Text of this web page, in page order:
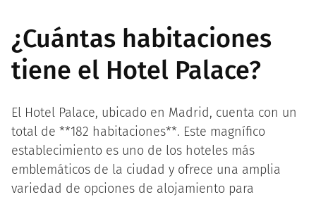
¿Cuántas habitaciones
tiene el Hotel Palace?
El Hotel Palace, ubicado en Madrid, cuenta con un
total de **182 habitaciones**. Este magnífico
establecimiento es uno de los hoteles más
emblemáticos de la ciudad y ofrece una amplia
variedad de opciones de alojamiento para